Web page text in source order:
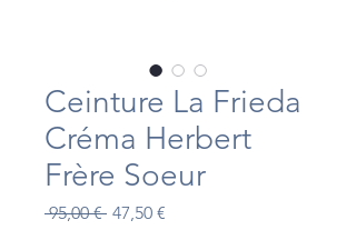
Ceinture La Frieda
Créma Herbert
Frère Soeur
95,00 € Prix
47,50 €